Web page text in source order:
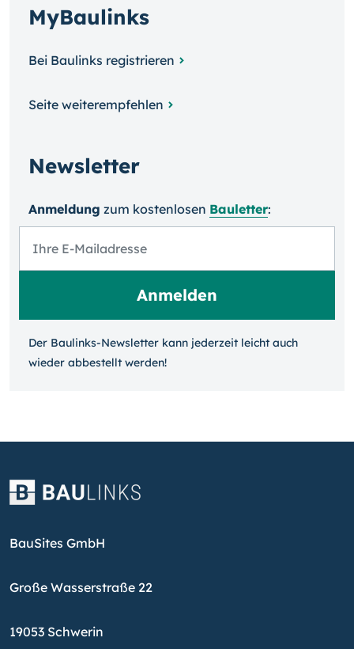
MyBaulinks
Bei Baulinks registrieren
Seite weiterempfehlen
Newsletter
Anmeldung zum kosten­losen Bauletter:
Der Baulinks-Newsletter kann jeder­zeit leicht auch
wieder ab­bestellt werden!
BauSites GmbH
Große Wasserstraße 22
19053 Schwerin